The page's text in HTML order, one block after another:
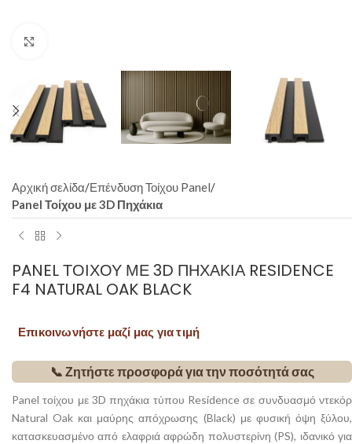
Αρχική σελίδα Επένδυση Τοίχου Panel
Panel Τοίχου με 3D Πηχάκια
PANEL ΤΟΊΧΟΥ ΜΕ 3D ΠΗΧΆΚΙΑ RESIDENCE
F4 NATURAL OAK BLACK
Επικοινωνήστε μαζί μας για τιμή
📞 Ζητήστε προσφορά για την ποσότητά σας
Panel τοίχου με 3D πηχάκια τύπου Residence σε συνδυασμό ντεκόρ
Natural Oak και μαύρης απόχρωσης (Black) με φυσική όψη ξύλου,
κατασκευασμένο από ελαφριά αφρώδη πολυστερίνη (PS), ιδανικό για